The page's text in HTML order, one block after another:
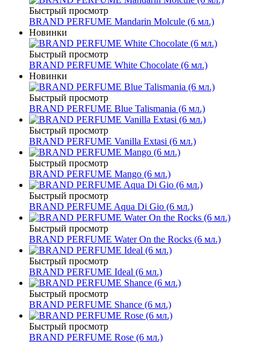
Быстрый просмотр
BRAND PERFUME Mandarin Molcule (6 мл.)
Новинки
Быстрый просмотр
BRAND PERFUME White Chocolate (6 мл.)
Новинки
Быстрый просмотр
BRAND PERFUME Blue Talismania (6 мл.)
Быстрый просмотр
BRAND PERFUME Vanilla Extasi (6 мл.)
Быстрый просмотр
BRAND PERFUME Mango (6 мл.)
Быстрый просмотр
BRAND PERFUME Aqua Di Gio (6 мл.)
Быстрый просмотр
BRAND PERFUME Water On the Rocks (6 мл.)
Быстрый просмотр
BRAND PERFUME Ideal (6 мл.)
Быстрый просмотр
BRAND PERFUME Shance (6 мл.)
Быстрый просмотр
BRAND PERFUME Rose (6 мл.)